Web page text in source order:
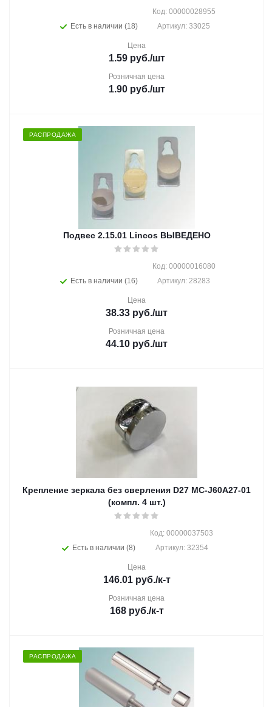
Есть в наличии (18)
Код: 00000028955
Артикул: 33025
Цена
1.59руб./шт
Розничная цена
1.90руб./шт
РАСПРОДАЖА
Подвес 2.15.01 Lincos ВЫВЕДЕНО
Есть в наличии (16)
Код: 00000016080
Артикул: 28283
Цена
38.33 руб./шт
Розничная цена
44.10 руб./шт
Крепление зеркала без сверления D27 MC-J60A27-01
(компл. 4 шт.)
Есть в наличии (8)
Код: 00000037503
Артикул: 32354
Цена
146.01руб./к-т
Розничная цена
168руб./к-т
РАСПРОДАЖА